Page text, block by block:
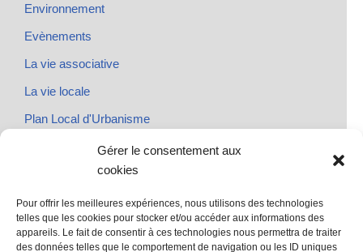
Gérer le consentement aux
cookies
Pour offrir les meilleures expériences, nous utilisons des technologies
telles que les cookies pour stocker et/ou accéder aux informations des
appareils. Le fait de consentir à ces technologies nous permettra de traiter
des données telles que le comportement de navigation ou les ID uniques
Environnement
Evènements
La vie associative
La vie locale
Plan Local d'Urbanisme